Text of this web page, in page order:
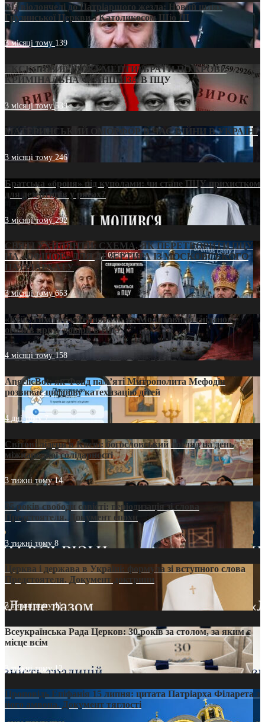
Від віолончелі до Патріаршого жезла: Новий шлях
Грузинської Церкви з Католикосом Шіо III
3 місяці тому 139
ЕКСКЛЮЗИВ (ДОКУМЕНТИ)/БРАТИ ПО КРОВІ:
КРИМІНАЛЬНА ФРАНШИЗА В ПЦУ
3 місяці тому539
МАТЕРИНСЬКИЙ ОМОРФОР В ЧАС ВІЙНИ В УКРАЇНІ
3 місяці тому246
Братська «броня» під куполами: чи стане ПЦУ прихистком
для дезертирів у рясах?
3 місяці тому292
СВЯТІ УХИЛЯНТИ: СХЕМА, ЯК ПЕРЕТВОРИТИ ПЦУ
НА «ОФШОР» ДЛЯ ДЕЗЕРТИРА ІЗ МОСКОВСЬКОГО
ПАТРІАРХАТУ
3 місяці тому653
«Кейс Тихона» у Тернополі: як Молитовний сніданок
оголив кризу довіри в ПЦУ
4 місяці тому158
AngelicBot: як Фонд пам’яті Митрополита Мефодія
розвиває цифрову катехизацію дітей
4 дні тому7
Світові лідери в Києві: богословський погляд на день
міжнародної солідарності
3 тижні тому14
35 років свободи совісті: періодизація зі слова
Предстоятеля. Документ епохи
3 тижні тому 8
Церква і держава в Україні: формула зі вступного слова
Предстоятеля. Документ доктрини
3 тижні тому11
Всеукраїнська Рада Церков: 30 років за столом, за яким є
місце всім
3 тижні тому12
Проповідь Епіфанія 15 липня: цитата Патріарха Філарета з
його амвона. Документ тяглості